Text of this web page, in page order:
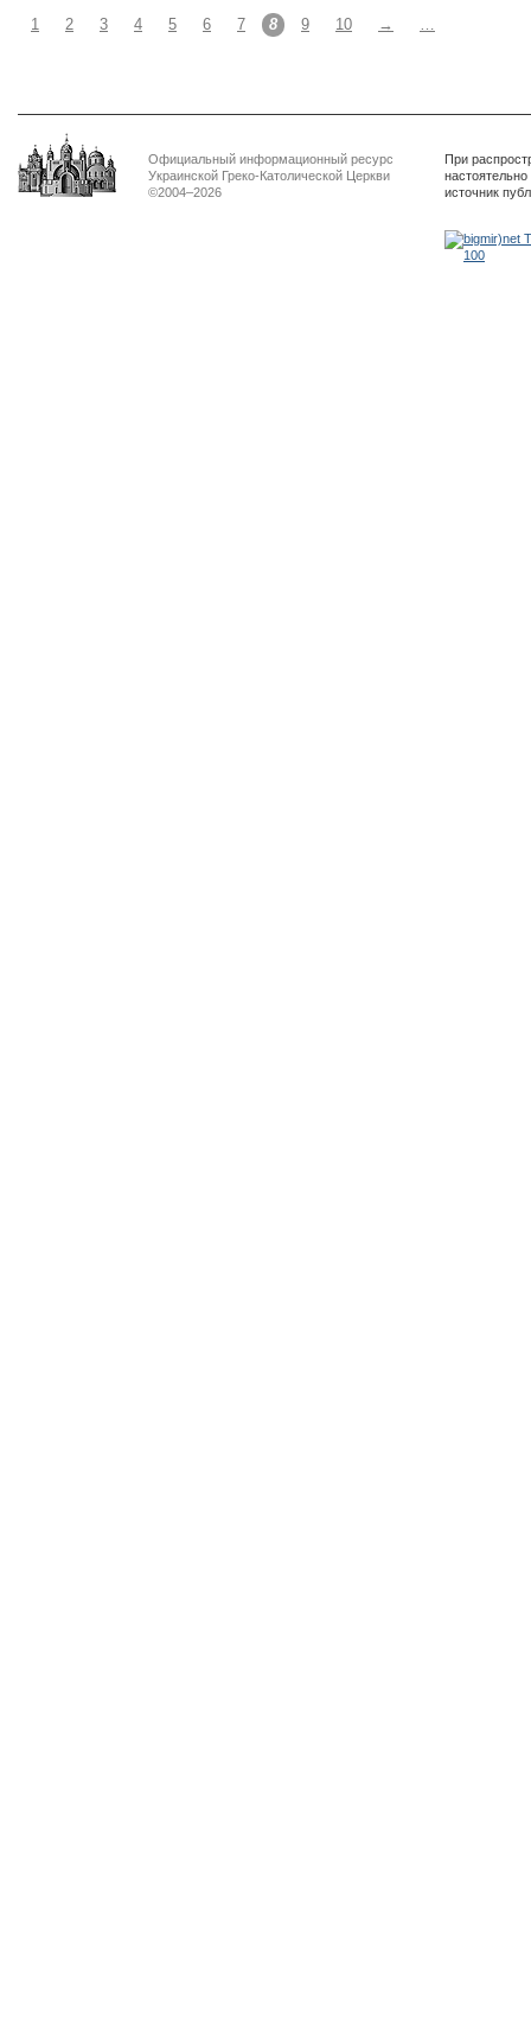
1 2 3 4 5 6 7 8 9 10 → …
Официальный информационный ресурс
Украинской Греко-Католической Церкви
©2004–2026
При
источник